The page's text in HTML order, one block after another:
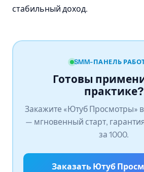
стабильный доход.
SMM-ПАНЕЛЬ
Готовы
практике?
Закажите «Ютуб Просмотры»
— мгновенный старт,
за 1000.
Заказать Ютуб